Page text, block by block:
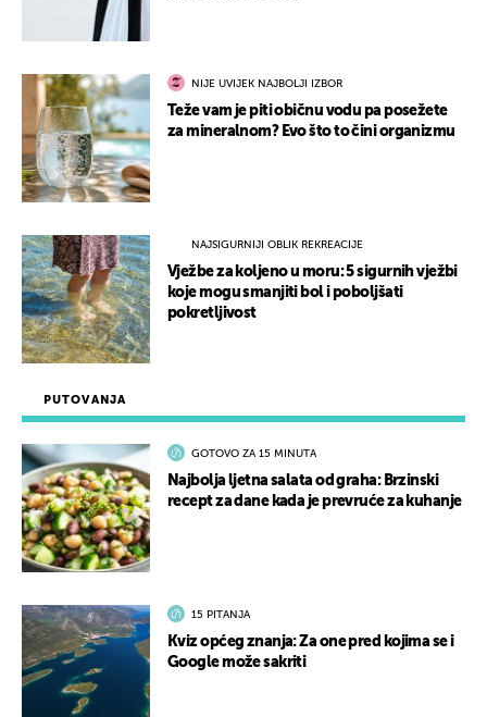
PUTOVANJA
GOTOVO ZA 15 MINUTA
Najbolja ljetna salata od graha: Brzinski
recept za dane kada je prevruće za kuhanje
15 PITANJA
Kviz općeg znanja: Za one pred kojima se i
Google može sakriti
NIJE UVIJEK NAJBOLJI IZBOR
Teže vam je piti običnu vodu pa posežete
za mineralnom? Evo što to čini organizmu
NAJSIGURNIJI OBLIK REKREACIJE
Vježbe za koljeno u moru: 5 sigurnih vježbi
koje mogu smanjiti bol i poboljšati
pokretljivost